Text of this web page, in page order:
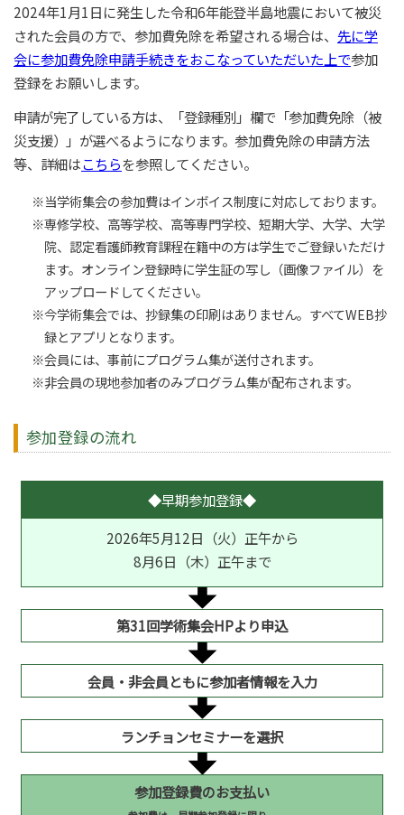
2024年1月1日に発生した令和6年能登半島地震において被災
された会員の方で、参加費免除を希望される場合は、 先に学
会に参加費免除申請手続きをおこなっていただいた上で参加
登録をお願いします。
申請が完了している方は、「登録種別」欄で「参加費免除（被
災支援）」が選べるようになります。参加費免除の申請方法
等、詳細はこちらを参照してください。
※当学術集会の参加費はインボイス制度に対応しております。
※専修学校、高等学校、高等専門学校、短期大学、大学、大学
院、認定看護師教育課程在籍中の方は学生でご登録いただけ
ます。オンライン登録時に学生証の写し（画像ファイル）を
アップロードしてください。
※今学術集会では、抄録集の印刷はありません。すべてWEB抄
録とアプリとなります。
※会員には、事前にプログラム集が送付されます。
※非会員の現地参加者のみプログラム集が配布されます。
参加登録の流れ
◆早期参加登録◆
2026年5月12日（火）正午から
8月6日（木）正午まで
第31回学術集会HPより申込
会員・非会員ともに参加者情報を入力
ランチョンセミナーを選択
参加登録費のお支払い